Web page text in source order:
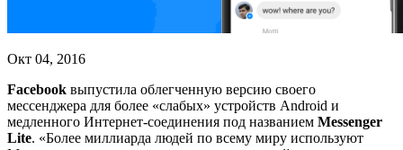
Окт 04, 2016
Facebook выпустила облегченную версию своего
мессенджера для более «слабых» устройств Android и
медленного Интернет-соединения под названием Messenger
Lite. «Более миллиарда людей по всему миру используют